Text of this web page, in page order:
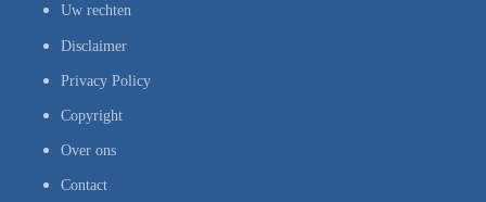
Uw rechten
Disclaimer
Privacy Policy
Copyright
Over ons
Contact